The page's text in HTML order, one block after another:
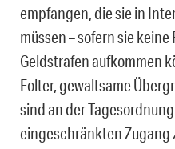
empfangen, die sie in
müssen – sofern sie
Geldstrafen aufkommen
Folter, gewaltsame
sind an der
eingeschränkten Zugang